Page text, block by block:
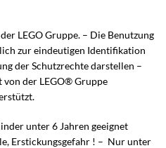
LEGO Gruppe. – Die Benutzung
zur eindeutigen Identifikation
der Schutzrechte darstellen –
der LEGO® Gruppe
unter 6 Jahren geeignet
Erstickungsgefahr ! – Nur unter